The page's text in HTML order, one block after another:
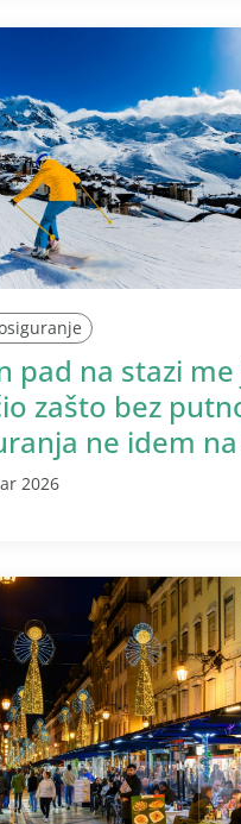
pad na stazi me
zašto bez
ne idem
2026